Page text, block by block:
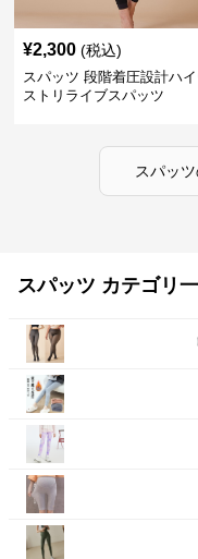
¥2,300 (税込)
スパッツ 段階着圧設計ハ
ストリライブスパッツ
スパッツ
スパッツ カテゴリ